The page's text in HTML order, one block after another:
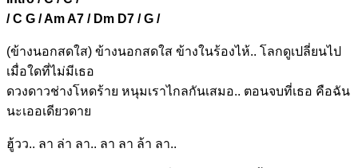
/ C G / Am A7 / Dm D7 / G /
(ข้างนอกสดใส) ข้างนอกสดใส ข้างในร้องไห้.. โลกดูเปลี่ยนไป
เมื่อใดที่ไม่มีเธอ
ดวงดาวช่างโหดร้าย หนุมเราไกลกันเสมอ.. ตอนจบที่เธอ คือฉัน
นะเออเดียวดาย
ฮู้วว.. ลา ล่า ลา.. ลา ลา ล้า ลา..